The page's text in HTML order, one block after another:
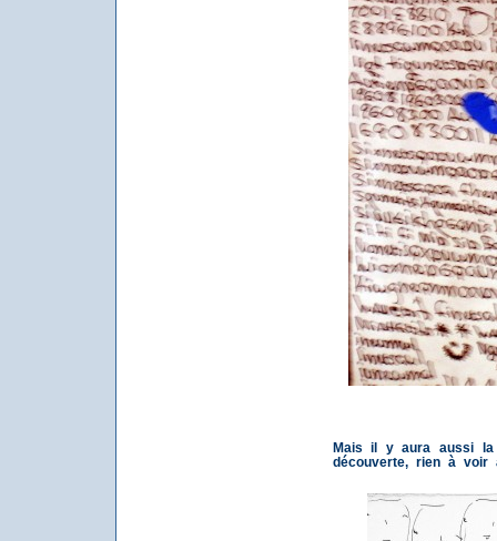
Mais il y aura aussi la
découverte, rien à voir